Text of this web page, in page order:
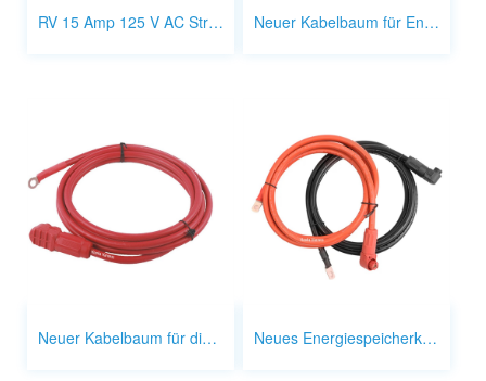
RV 15 Amp 125 V AC Stromeingangsanschluss Stecker 1 auf 2 Verlängerungskabel Neuer Kabelbaum für Energiespeicher
Neuer Kabelbaum für die Energiespeicherung Neues Energiespeicherkabel